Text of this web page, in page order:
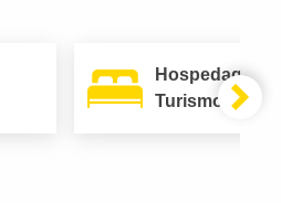
Hospedagem
Turismo